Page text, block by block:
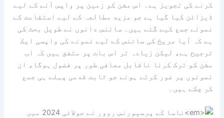
کرنے کی تجویز ہے۔ اس مشن کو زمین پر واپس آنے کے لیے
ڈیزائن کیا گیا ہے جو مزید مطالعہ کے لیے استقامت کے
نمونے جمع کیے گئے ہیں۔ سائنس دانوں نے طویل بحث کی
ہے کہ آیا مریخ کی سائنس کے لیے نمونے کی واپسی ایک
ترجیح ہے، لیکن زیادہ تر اس بات پر متفق ہیں کہ اب
مشن کو ترک کرنا ناقابل معافی طور پر فضول ہوگا، ان
نمونوں پر غور کرتے ہوئے جو ثابت قدمی پہلے ہی جمع
کر چکے ہیں۔